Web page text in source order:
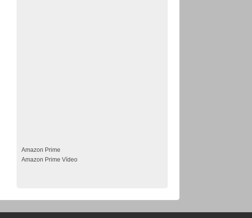
Amazon Prime
Amazon Prime Vídeo